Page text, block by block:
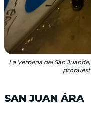
La Verbena del San
SAN JUAN ÁRA